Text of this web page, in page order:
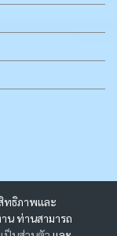
ทธิภาพและ
น ท่านสามารถ